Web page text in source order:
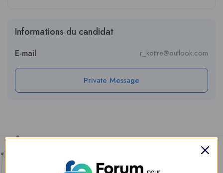
Informations du candidat
E-mail r_kottre@outlook.com
Private Message